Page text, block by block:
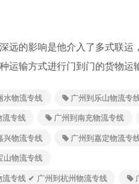
远的影响是他介入了多式联
输方式进行门到门的货物运
水物流专线 广州到乐山物流专
专线
广州到南充物流专线
兴物流专线 广州到嘉定物流专
山物流专线
专线 ✔ 广州到杭州物流专线